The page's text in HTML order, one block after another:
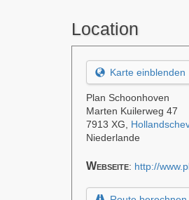
Location
Karte einblenden
Plan Schoonhoven
Marten Kuilerweg 47
7913 XG,
Niederlande
Webseite: http://